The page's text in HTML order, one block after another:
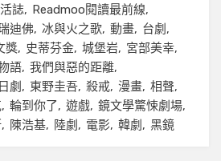
誌
Readmoo閱讀最前線
迪佛 冰與火之歌 動畫
台劇
獎
史蒂芬金 城堡岩
宮部美幸
語 我們與惡的距離
日劇 東野圭吾 殺戒 漫畫 相聲
輪到你了 遊戲 鏡文學驚悚劇場
陳浩基 陸劇 電影 韓劇 黑鏡